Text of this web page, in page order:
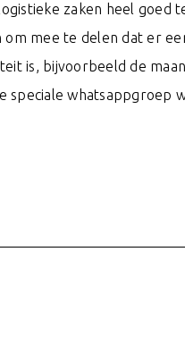
zaken heel goed
mee te delen dat er
is, bijvoorbeeld de
whatsappgroep